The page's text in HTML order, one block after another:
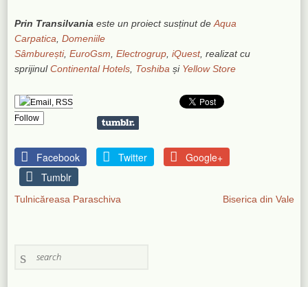
Prin Transilvania este un proiect susținut deAqua
Carpatica ,Domeniile
Sâmburești,EuroGsm ,Electrogrup ,iQuest, realizat cu
sprijinulContinental Hotels Toshiba și Yellow Store
Follow
Facebook Twitter
Google+
Tumblr
Tulnicăreasa Paraschiva Biserica din Vale